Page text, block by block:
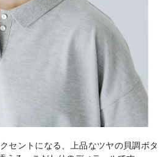
セントになる、上品なツヤの貝調ボタ